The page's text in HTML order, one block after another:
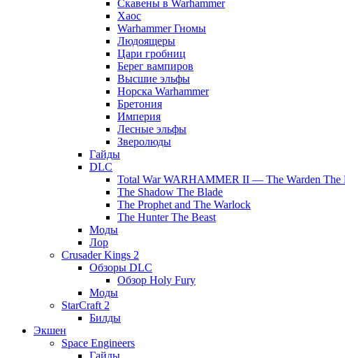
Cкавены в Warhammer
Хаос
Warhammer Гномы
Людоящеры
Цари гробниц
Берег вампиров
Высшие эльфы
Норска Warhammer
Бретония
Империя
Лесные эльфы
Зверолюды
Гайды
DLC
Total War WARHAMMER II — The Warden The
The Shadow The Blade
The Prophet and The Warlock
The Hunter The Beast
Моды
Лор
Crusader Kings 2
Обзоры DLC
Обзор Holy Fury
Моды
StarCraft 2
Билды
Экшен
Space Engineers
Гайды